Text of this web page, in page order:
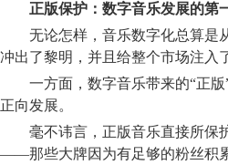
正版保护：数字音乐发展的第
无论怎样，音乐数字化总算是
冲出了黎明，并且给整个市场注入
一方面，数字音乐带来的“正
正向发展。
毫不讳言，正版音乐直接所保
——那些大牌因为有足够的粉丝积